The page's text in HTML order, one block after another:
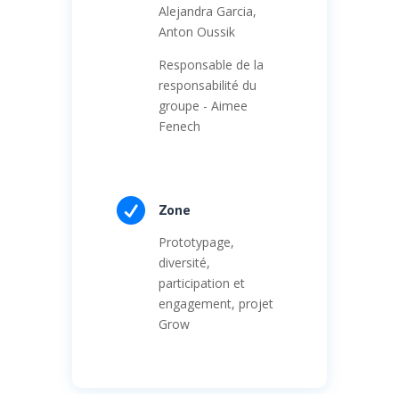
Alejandra Garcia,
Anton Oussik
Responsable de la
responsabilité du
groupe - Aimee
Fenech
 Zone
Prototypage,
diversité,
participation et
engagement, projet
Grow